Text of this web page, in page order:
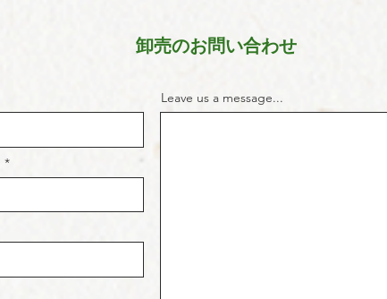
​卸売のお問い合わせ
Leave us a message...